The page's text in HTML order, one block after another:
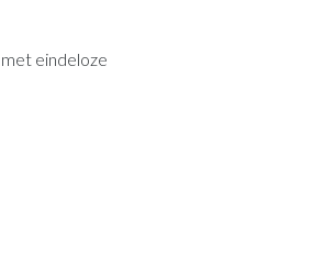
eindeloze